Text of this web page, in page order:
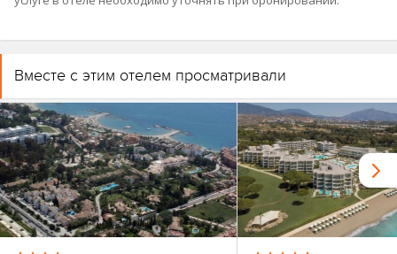
Вместе с этим отелем просматривали